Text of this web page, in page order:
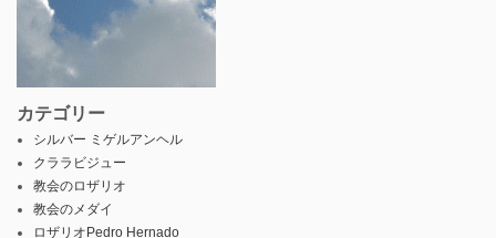
カテゴリー
シルバー ミゲルアンヘル
クララビジュー
教会のロザリオ
教会のメダイ
ロザリオPedro Hernado